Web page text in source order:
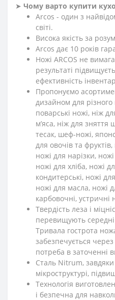
➤ Чому варто купити
Arcos - один з
світі.
Висока якість за
Arcos дає 10 років
Ножі ARCOS не
результаті
ефективність
Пропонуємо
дизайном для
поварські ножі, ніж
м’яса, ніж для зняття
тесак, шеф-ножі,
для овочів та
ножі для нарізки,
ножі для хліба, ножі
кондитерські, ножі
ножі для масла, ножі
карбовочні, устричні
Твердість леза і
перевищують середні
Тривала гострота
забезпечується через
потреба в заточенні
Сталь Nitrum, завдяки
мікроструктурі,
Технологія
і безпечна для